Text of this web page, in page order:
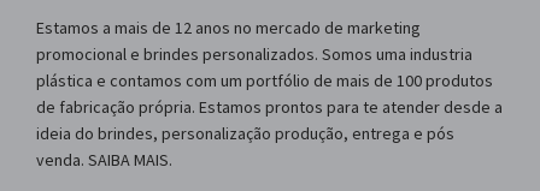
Estamos a mais de 12 anos no mercado de marketing
promocional e brindes personalizados. Somos uma industria
plástica e contamos com um portfólio de mais de 100 produtos
de fabricação própria. Estamos prontos para te atender desde a
ideia do brindes, personalização produção, entrega e pós
venda. SAIBA MAIS.